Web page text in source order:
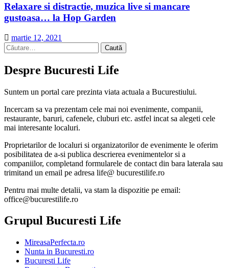
Relaxare si distractie, muzica live si mancare
gustoasa… la Hop Garden
martie 12, 2021
Caută
după:
Despre Bucuresti Life
Suntem un portal care prezinta viata actuala a Bucurestiului.
Incercam sa va prezentam cele mai noi evenimente, companii,
restaurante, baruri, cafenele, cluburi etc. astfel incat sa alegeti cele
mai interesante localuri.
Proprietarilor de localuri si organizatorilor de evenimente le oferim
posibilitatea de a-si publica descrierea evenimentelor si a
companiilor, completand formularele de contact din bara laterala sau
trimitand un email pe adresa life@ bucurestilife.ro
Pentru mai multe detalii, va stam la dispozitie pe email:
office@bucurestilife.ro
Grupul Bucuresti Life
MireasaPerfecta.ro
Nunta in Bucuresti.ro
Bucuresti Life